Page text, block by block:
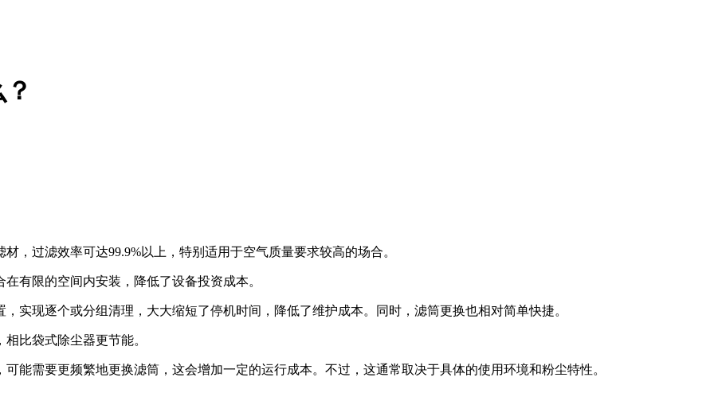
，过滤效率可达99.9%以上，特别适用于空气质量要求较高的场合‌。
有限的空间内安装，降低了设备投资成本‌。
实现逐个或分组清理，大大缩短了停机时间，降低了维护成本。同时，滤筒更换也相对简单快捷‌。
比袋式除尘器更节能‌。
能需要更频繁地更换滤筒，这会增加一定的运行成本。不过，这通常取决于具体的使用环境和粉尘特性。